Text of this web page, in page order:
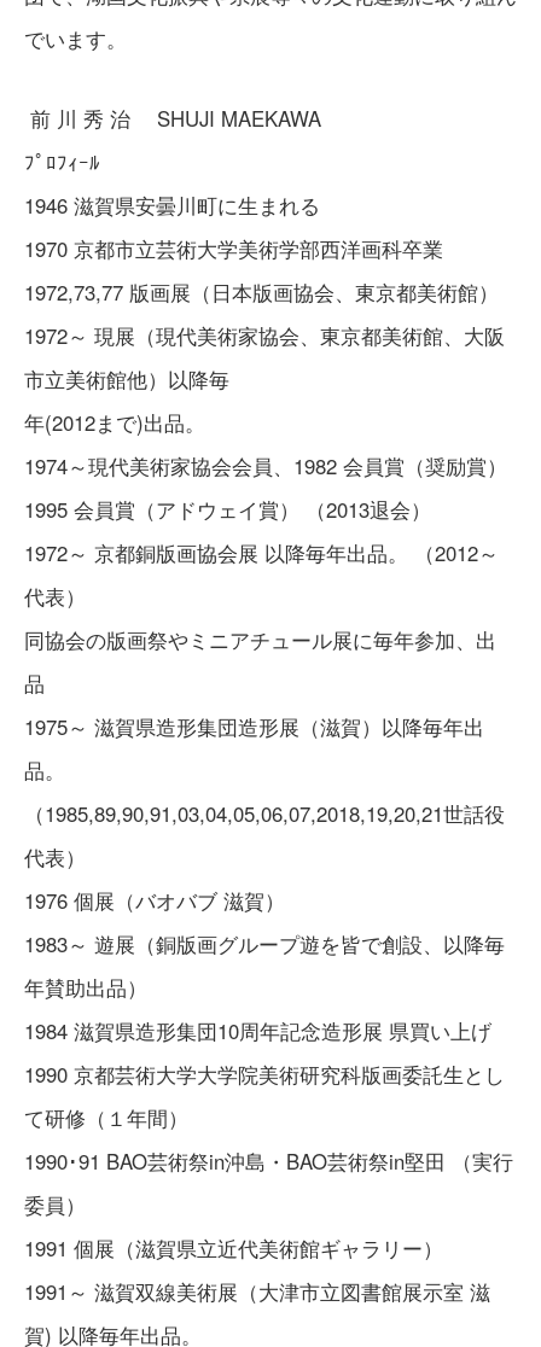
でいます。
前 川 秀 治 SHUJI MAEKAWA
ﾌﾟﾛﾌｨｰﾙ
1946 滋賀県安曇川町に生まれる
1970 京都市立芸術大学美術学部西洋画科卒業
1972,73,77 版画展（日本版画協会、東京都美術館）
1972～ 現展（現代美術家協会、東京都美術館、大阪
市立美術館他）以降毎
年(2012まで)出品。
1974～現代美術家協会会員、1982 会員賞（奨励賞）
1995 会員賞（アドウェイ賞） （2013退会）
1972～ 京都銅版画協会展 以降毎年出品。 （2012～
代表）
同協会の版画祭やミニアチュール展に毎年参加、出
品
1975～ 滋賀県造形集団造形展（滋賀）以降毎年出
品。
（1985,89,90,91,03,04,05,06,07,2018,19,20,21世話役
代表）
1976 個展（バオバブ 滋賀）
1983～ 遊展（銅版画グループ遊を皆で創設、以降毎
年賛助出品）
1984 滋賀県造形集団10周年記念造形展 県買い上げ
1990 京都芸術大学大学院美術研究科版画委託生とし
て研修（１年間）
1990･91 BAO芸術祭in沖島・BAO芸術祭in堅田 （実行
委員）
1991 個展（滋賀県立近代美術館ギャラリー）
1991～ 滋賀双線美術展（大津市立図書館展示室 滋
賀) 以降毎年出品。